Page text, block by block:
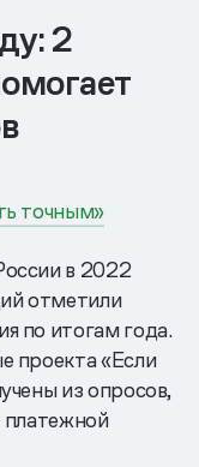
2
точным»
в 2022
отметили
по итогам года.
проекта «Если
из опросов,